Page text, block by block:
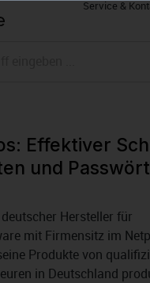
Service &
Effektiver
und
Hersteller für
mit Firmensitz im
Produkte von
in Deutschland